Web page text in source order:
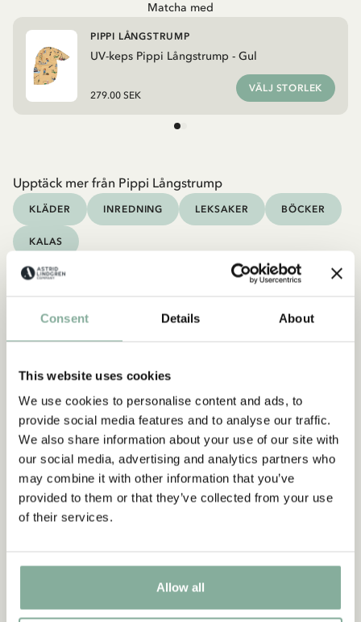
Consent Details About
This website uses cookies
We use cookies to personalise content and ads, to
provide social media features and to analyse our traffic.
We also share information about your use of our site with
our social media, advertising and analytics partners who
may combine it with other information that you’ve
provided to them or that they’ve collected from your use
of their services.
Allow all
Matcha med
UV-keps Pippi Långstrump - Gul
PIPPI LÅNGSTRUMP
279.00 SEK
VÄLJ STORLEK
Upptäck mer från Pippi Långstrump
KLÄDER INREDNING LEKSAKER BÖCKER
KALAS
Upptäck mer Kläder
TRÖJOR & T-SHIRTS BYXOR SOVKLÄDER